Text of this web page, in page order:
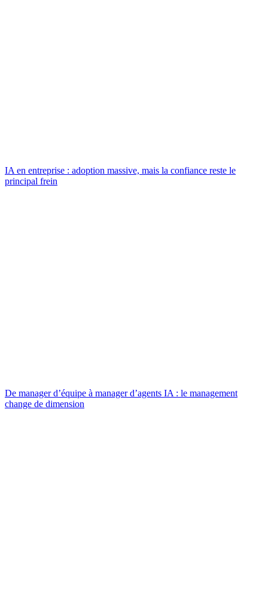
IA en entreprise : adoption massive, mais la confiance reste le
principal frein
De manager d’équipe à manager d’agents IA : le management
change de dimension